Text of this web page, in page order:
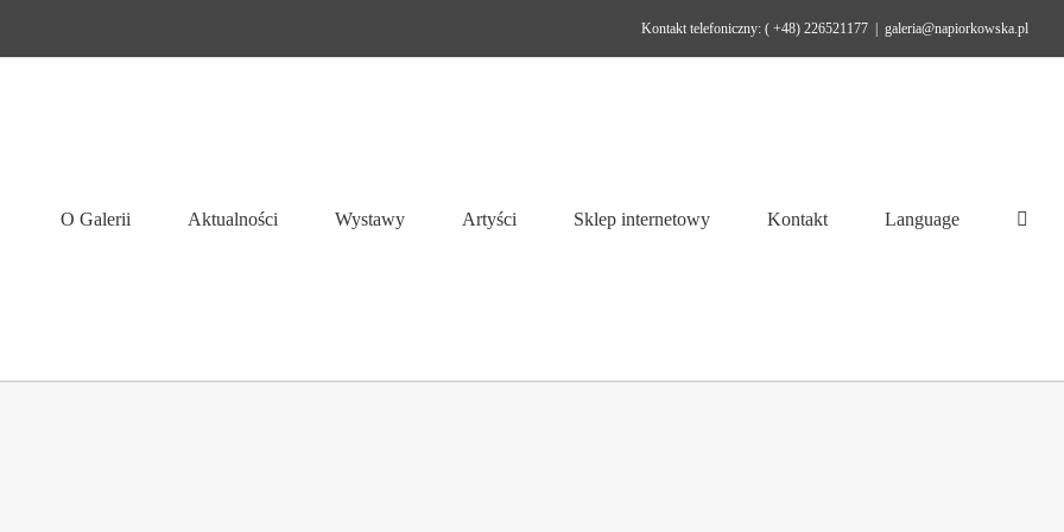
Kontakt telefoniczny: ( +48) 226521177 galeria@napiorkowska.pl
O Galerii Aktualności Wystawy Artyści Sklep internetowy Kontakt Language